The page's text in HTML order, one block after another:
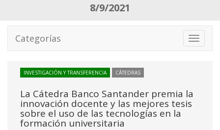
8/9/2021
Toggle
Categorías
INVESTIGACIÓN Y TRANSFERENCIA CÁTEDRAS
La Cátedra Banco Santander premia la
innovación docente y las mejores tesis
sobre el uso de las tecnologías en la
formación universitaria